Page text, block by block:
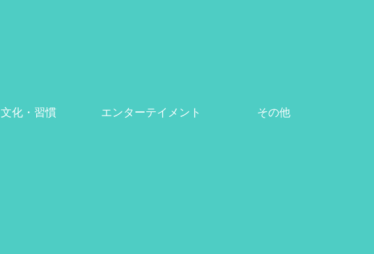
文化・習慣 エンターテイメント その他